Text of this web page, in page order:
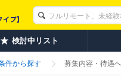
検討中リスト
件から探す 募集内容・待遇